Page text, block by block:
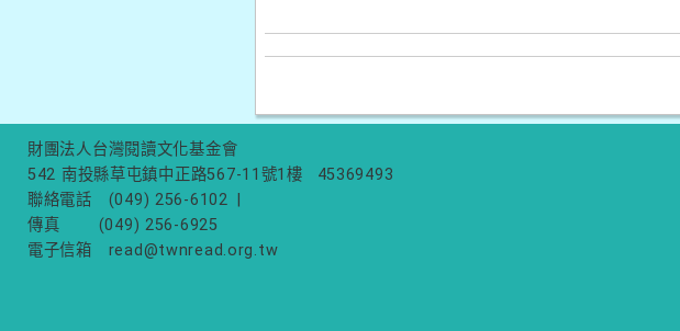
財團法人台灣閱讀文化基金會
542 南投縣草屯鎮中正路567-11號1樓
45369493
聯絡電話
(049) 256-6102
傳真
(049) 256-6925
電子信箱
read@twnread.org.tw